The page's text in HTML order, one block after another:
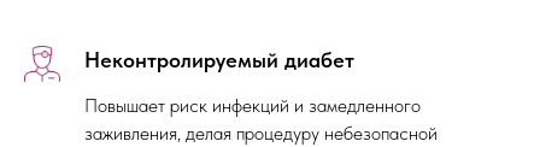
Неконтролируемый диабет
Повышает риск инфекций и замедленного
заживления, делая процедуру небезопасной